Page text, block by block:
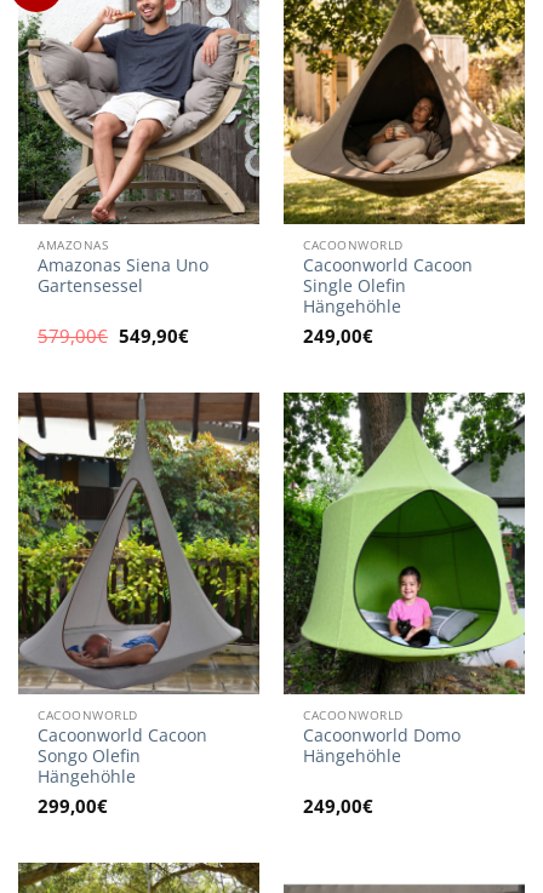
AMAZONAS
Amazonas Siena Uno
Gartensessel
579,00€ Ursprünglicher
Preis
549,90€Aktueller
Preis
CACOONWORLD
Cacoonworld Cacoon
Single Olefin
Hängehöhle
249,00€
CACOONWORLD
Cacoonworld Cacoon
Songo Olefin
Hängehöhle
299,00€
CACOONWORLD
Cacoonworld Domo
Hängehöhle
249,00€